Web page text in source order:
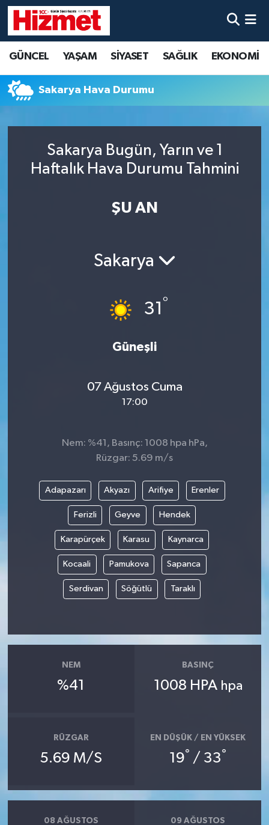
GÜNCEL YAŞAM SİYASET SAĞLIK EKONOMİ
Sakarya Hava Durumu
Sakarya Bugün, Yarın ve 1
Haftalık Hava Durumu Tahmini
ŞU AN
Sakarya
31 °
Güneşli
07 Ağustos Cuma
17:00
Nem: %41, Basınç: 1008 hpa hPa,
Rüzgar: 5.69 m/s
Adapazarı Akyazı Arifiye Erenler
Ferizli Geyve Hendek
Karapürçek Karasu Kaynarca
Kocaali Pamukova Sapanca
Serdivan Söğütlü Taraklı
NEM
%41
BASINÇ
1008 HPA hpa
RÜZGAR
5.69 M/S
EN DÜŞÜK / EN YÜKSEK
19° / 33°
08 AĞUSTOS 09 AĞUSTOS
YAŞAM
SİYASET
EKONOMİ
Denizli Hava Durumu
Denizli Trafik Yoğunluk Haritası
Tüm Manşetler